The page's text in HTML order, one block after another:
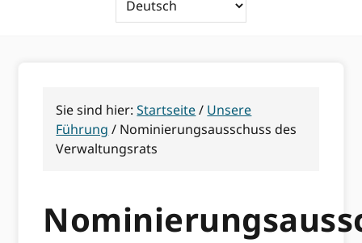
Sie sind hier:Startseite/ Unsere
Führung / Nominierungsausschuss des
Verwaltungsrats